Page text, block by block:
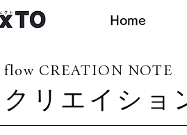
Home
flow CREATION NOTE
クリエイショ